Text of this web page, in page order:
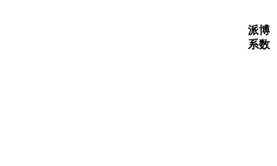
派博
系数